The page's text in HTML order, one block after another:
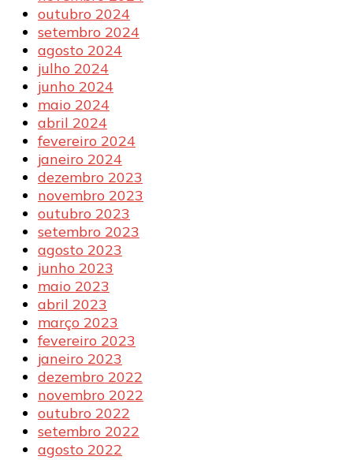
outubro 2024
setembro 2024
agosto 2024
julho 2024
junho 2024
maio 2024
abril 2024
fevereiro 2024
janeiro 2024
dezembro 2023
novembro 2023
outubro 2023
setembro 2023
agosto 2023
junho 2023
maio 2023
abril 2023
março 2023
fevereiro 2023
janeiro 2023
dezembro 2022
novembro 2022
outubro 2022
setembro 2022
agosto 2022